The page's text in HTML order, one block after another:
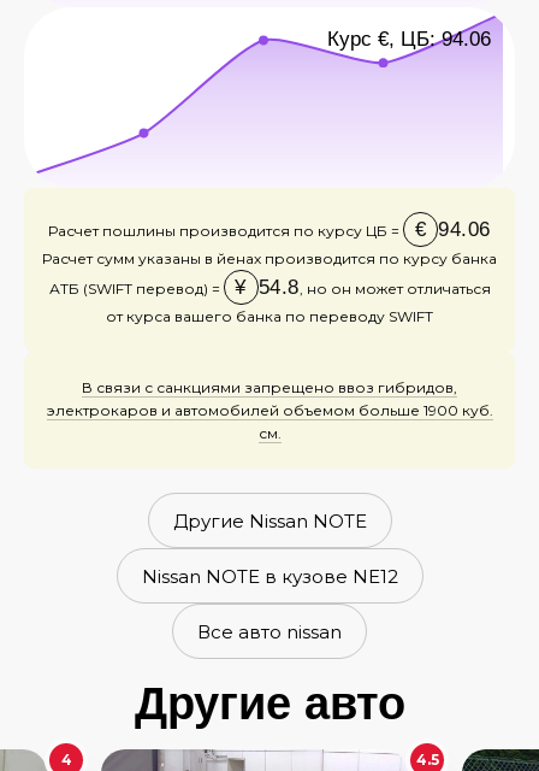
Курс €, ЦБ: 94.06
Расчет пошлины производится по курсу ЦБ = € 94.06
Расчет сумм указаны в йенах производится по курсу банка
АТБ (SWIFT перевод) =
¥ 54.8 , но он может отличаться
от курса вашего банка по переводу SWIFT
В связи с санкциями запрещено ввоз гибридов,
электрокаров и автомобилей объемом больше 1900 куб.
см.
Другие Nissan NOTE
Nissan NOTE в кузове NE12
Все авто nissan
Другие авто
4.5
4